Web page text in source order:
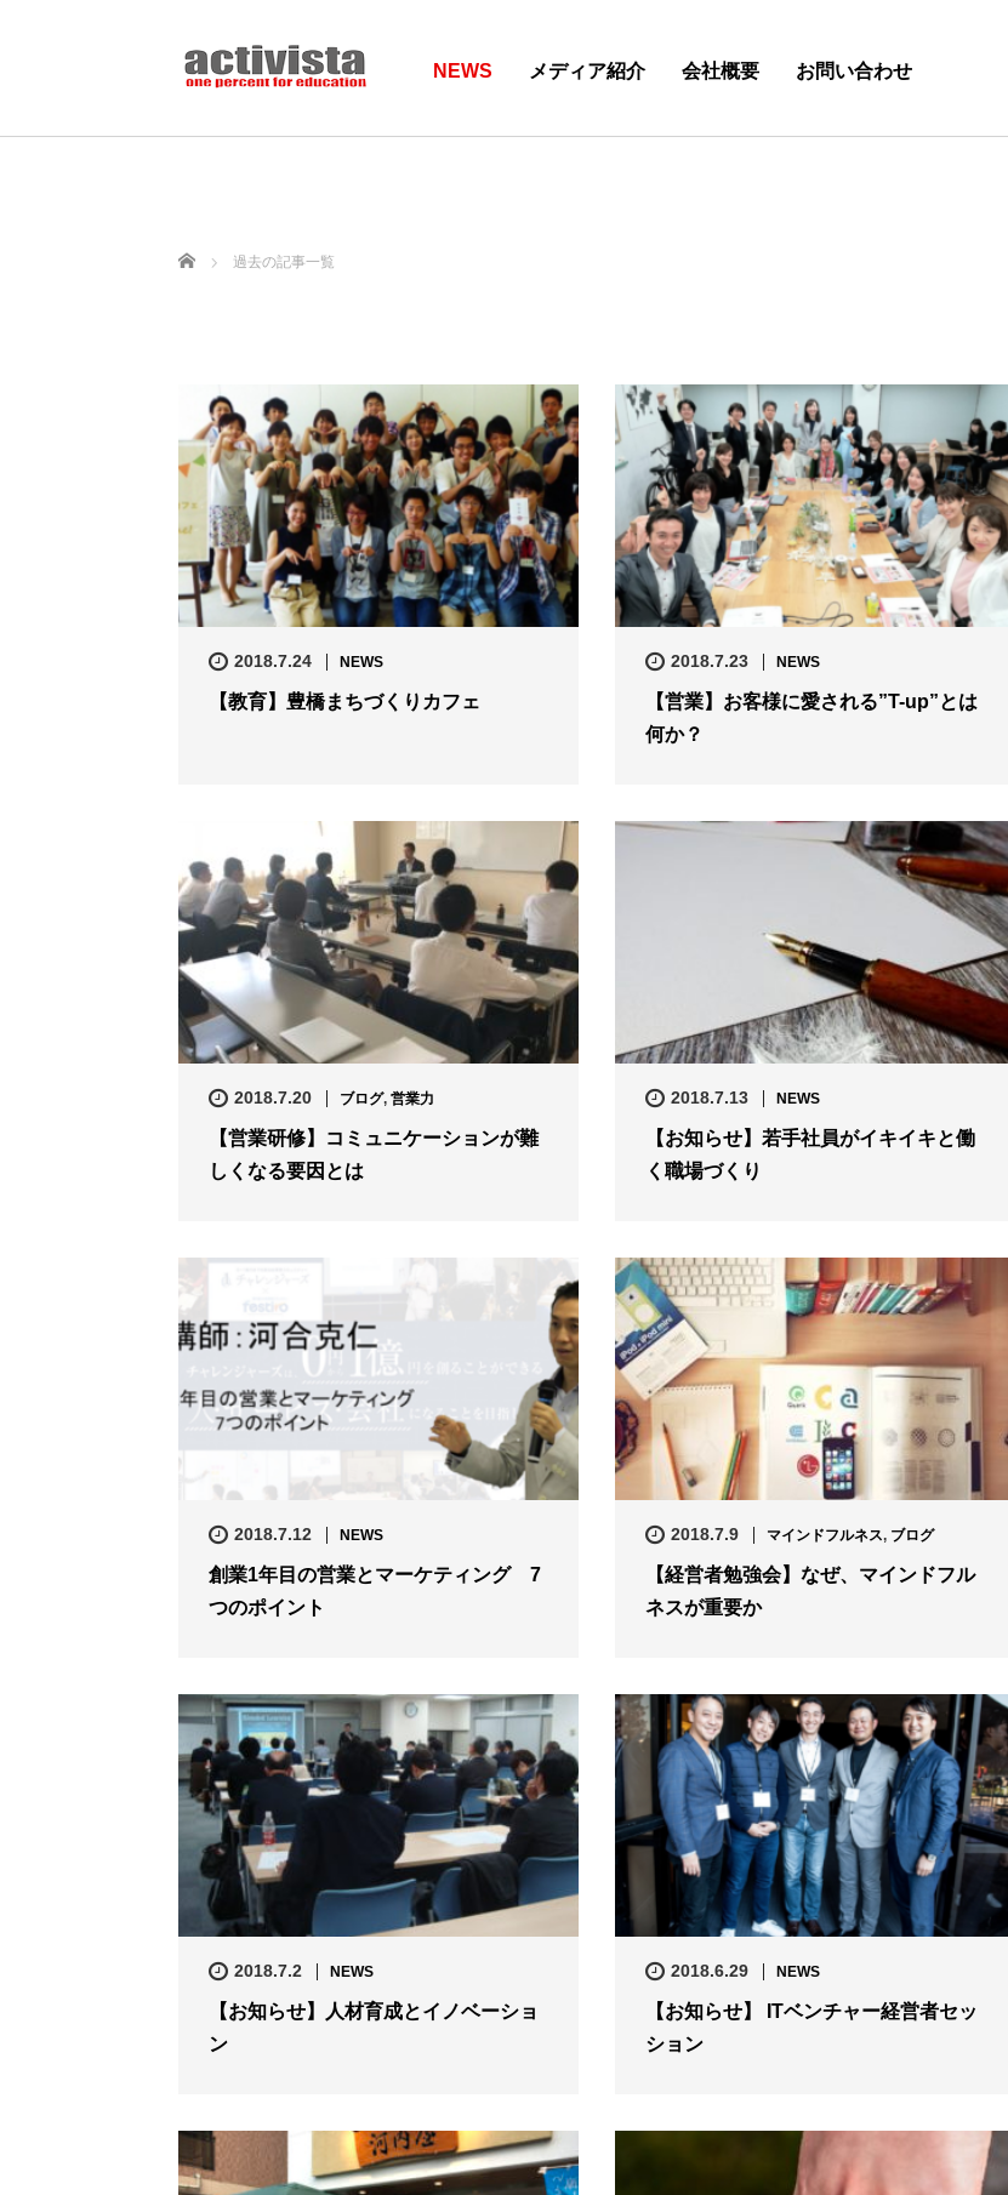
NEWS メディア紹介 会社概要 お問い合わせ
ホーム 過去の記事一覧
2018.7.24 NEWS
【教育】豊橋まちづくりカフェ
2018.7.23 NEWS
【営業】お客様に愛される”T-up”とは
何か？
2018.7.20 ブログ, 営業力
【営業研修】コミュニケーションが難
しくなる要因とは
2018.7.13 NEWS
【お知らせ】若手社員がイキイキと働
く職場づくり
2018.7.12 NEWS
創業1年目の営業とマーケティング 7
つのポイント
2018.7.9 マインドフルネス, ブログ
【経営者勉強会】なぜ、マインドフル
ネスが重要か
2018.7.2 NEWS
【お知らせ】人材育成とイノベーショ
ン
2018.6.29 NEWS
【お知らせ】 ITベンチャー経営者セッ
ション